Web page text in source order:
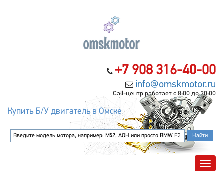
+7 908 316-40-00
info@omskmotor.ru
Call-центр работает с 8:00 до 20:00
Купить Б/У двигатель в Омске